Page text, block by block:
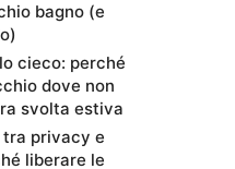
bagno (e
cieco: perché
dove non
svolta estiva
privacy e
liberare le